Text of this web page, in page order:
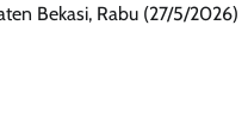
Bekasi, Rabu (27/5/2026)